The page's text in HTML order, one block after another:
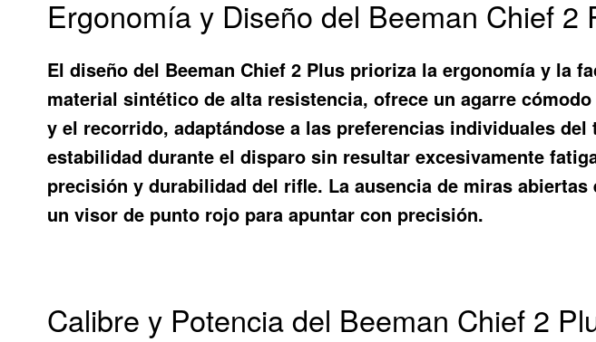
Ergonomía y Diseño del Beeman Chief 2
El diseño del Beeman Chief 2 Plus prioriza la ergonomía y la
material sintético de alta resistencia, ofrece un agarre
y el recorrido, adaptándose a las preferencias individuales
estabilidad durante el disparo sin resultar excesivamente
precisión y durabilidad del rifle. La ausencia de miras
un visor de punto rojo para apuntar con precisión.
Calibre y Potencia del Beeman Chief 2